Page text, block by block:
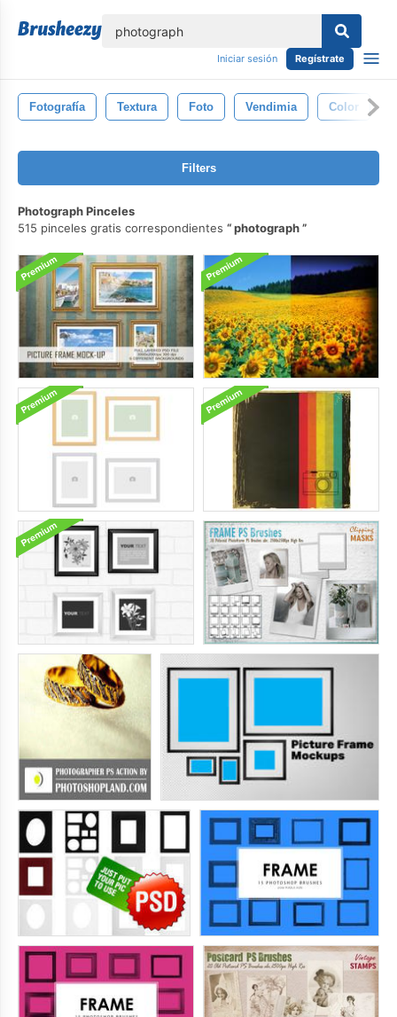
Iniciar sesión Regístrate
Fotografía Textura Foto Vendimia Color
Filters
Photograph Pinceles
515 pinceles gratis correspondientes
photograph